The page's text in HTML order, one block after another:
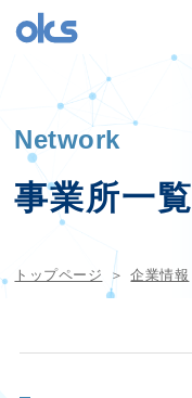
Network
事業所一覧
トップページ 企業情報